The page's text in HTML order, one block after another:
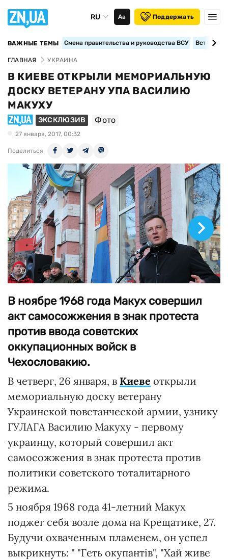
RU Аа Поддержать
ВАЖНЫЕ ТЕМЫ Смена правительства и руководства ВСУ
ГЛАВНАЯ УКРАИНА
В КИЕВЕ ОТКРЫЛИ МЕМОРИАЛЬНУЮ
ДОСКУ ВЕТЕРАНУ УПА ВАСИЛИЮ
МАКУХУ
ЭКСКЛЮЗИВ Фото
27 января, 2017, 00:32
Поделиться
©
В ноябре 1968 года Макух совершил
акт самосожжения в знак протеста
против ввода советских
оккупационных войск в
Чехословакию.
В четверг, 26 января, в Киеве открыли
мемориальную доску ветерану
Украинской повстанческой армии, узнику
ГУЛАГА Василию Макуху - первому
украинцу, который совершил акт
самосожжения в знак протеста против
политики советского тоталитарного
режима.
5 ноября 1968 года 41-летний Макух
поджег себя возле дома на Крещатике, 27.
Будучи охваченным пламенем, он успел
выкрикнуть: " "Геть окупантів", "Хай живе